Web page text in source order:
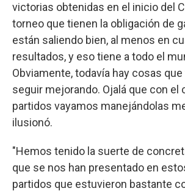
victorias obtenidas en el inicio del
torneo que tienen la obligación de
están saliendo bien, al menos en
resultados, y eso tiene a todo el
Obviamente, todavía hay cosas
seguir mejorando. Ojalá que con el
partidos vayamos manejándolas
ilusionó.
"Hemos tenido la suerte de
que se nos han presentado en
partidos que estuvieron bastante